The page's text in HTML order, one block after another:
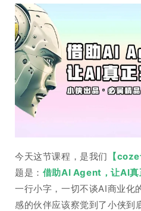
今天这节课程，是我们 【coze
题是： 借助AI Agent，让AI真
一行小字，一切不谈AI商业化
感的伙伴应该察觉到了小侠到